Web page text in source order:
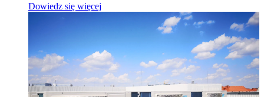
Dowiedz się więcej